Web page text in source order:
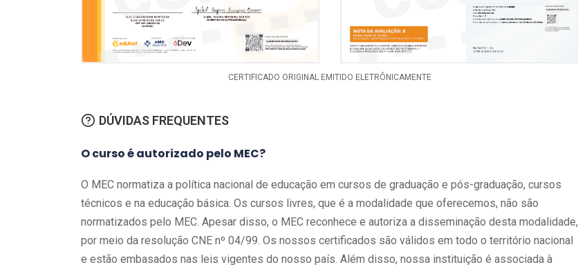
- Acidentes no Trabalho, Visão Legal e Prevencionista
- Doenças Decorrentes do Trabalho
- Causa dos Acidentes e Doenças do Trabalho
- Responsabilidades Legais
CERTIFICADO ORIGINAL EMITIDO ELETRÔNICAMENTE
DÚVIDAS FREQUENTES
O curso é autorizado pelo MEC?
O MEC normatiza a política nacional de educação em cursos de graduação e pós-graduação, cursos
técnicos e na educação básica. Os cursos livres, que é a modalidade que oferecemos, não são
normatizados pelo MEC. Apesar disso, o MEC reconhece e autoriza a disseminação desta modalidade,
por meio da resolução CNE nº 04/99. Os nossos certificados são válidos em todo o território nacional
e estão embasados nas leis vigentes do nosso país. Além disso, nossa instituição é associada à